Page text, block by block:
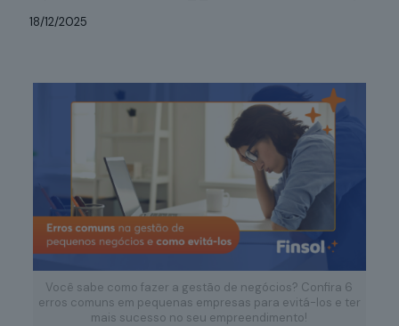
18/12/2025
Você sabe como fazer a gestão de negócios? Confira 6
erros comuns em pequenas empresas para evitá-los e ter
mais sucesso no seu empreendimento!